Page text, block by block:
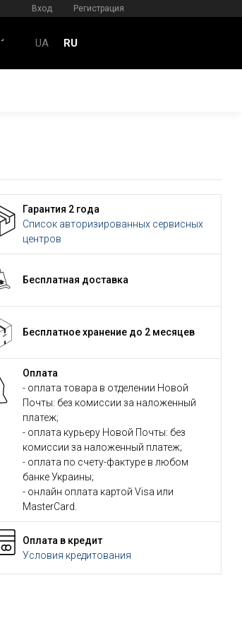
Вход Регистрация
UA RU
Гарантия 2 года
Список авторизированных сервисных
центров
Бесплатная доставка
Бесплатное хранение до 2 месяцев
Оплата
- оплата товара в отделении Новой
Почты: без комиссии за наложенный
платеж;
- оплата курьеру Новой Почты: без
комиссии за наложенный платеж;
- оплата по счету-фактуре в любом
банке Украины;
- онлайн оплата картой Visa или
MasterCard.
Оплата в кредит
Условия кредитования